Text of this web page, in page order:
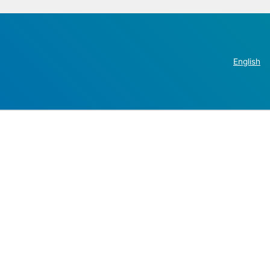
English